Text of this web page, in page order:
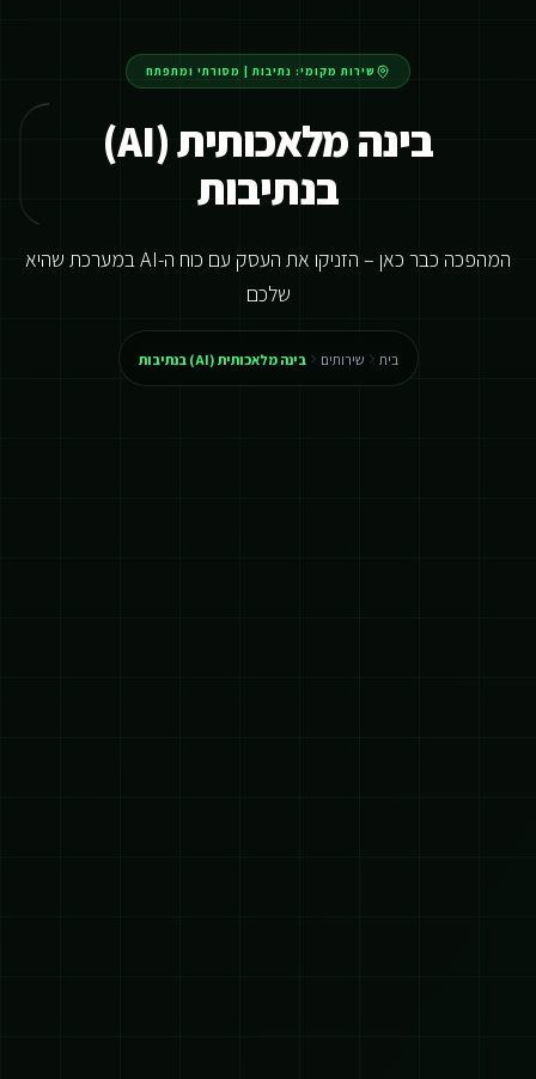
שירות מקומי: נתיבות| מסורתי ומתפתח
בינה מלאכותית (AI)
בנתיבות
המהפכה כבר כאן – הזניקו את העסק עם כוח ה-AI במערכת שהיא
שלכם
בית שירותים בינה מלאכותית (AI) בנתיבות